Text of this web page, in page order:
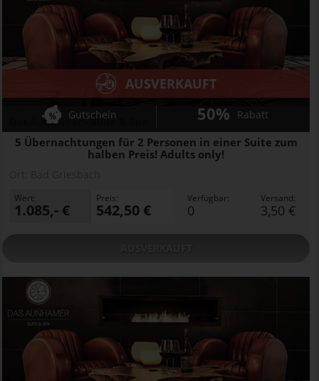
Das Aunhamer - Suite & Spa
5 Übernachtungen für 2 Personen in einer Suite zum
halben Preis! Adults only!
AUSVERKAUFT
Gutschein 50% Rabatt
Wert:
1.085,- €
Preis:
542,50 €
Verfügbar:
0
Versand:
3,50 €